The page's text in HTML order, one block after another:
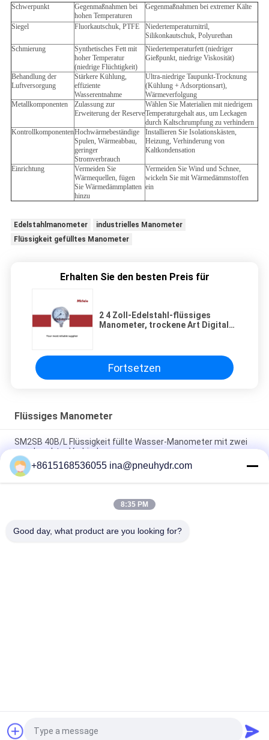
Schwerpunkt
Gegenmaßnahmen bei
hohen Temperaturen
Gegenmaßnahmen bei extremer Kälte
Siegel Fluorkautschuk, PTFE
Niedertemperaturnitril,
Silikonkautschuk, Polyurethan
Schmierung
Synthetisches Fett mit
hoher Temperatur
(niedrige Flüchtigkeit)
Niedertemperaturfett (niedriger
Gießpunkt, niedrige Viskosität)
Behandlung der
Luftversorgung
Stärkere Kühlung,
effiziente
Wasserentnahme
Ultra-niedrige Taupunkt-Trocknung
(Kühlung + Adsorptionsart),
Wärmeverfolgung
Metallkomponenten
Zulassung zur
Erweiterung der Reserve
Wählen Sie Materialien mit niedrigem
Temperaturgehalt aus, um Leckagen
durch Kaltschrumpfung zu verhindern
KontrollkomponentenHochwärmebeständige
Spulen, Wärmeabbau,
geringer
Stromverbrauch
Installieren Sie Isolationskästen,
Heizung, Verhinderung von
Kaltkondensation
Einrichtung
Vermeiden Sie
Wärmequellen, fügen
Sie Wärmedämmplatten
hinzu
Vermeiden Sie Wind und Schnee,
wickeln Sie mit Wärmedämmstoffen
ein
Edelstahlmanometer
industrielles Manometer
Flüssigkeit gefülltes Manometer
Erhalten Sie den besten Preis für
2 4 Zoll-Edelstahl-flüssiges
Manometer, trockene Art Digital-
Fortsetzen
Flüssiges Manometer
SM2SB 40B/L Flüssigkeit füllte Wasser-Manometer mit zwei
geschraubter Verbindung
Einteilige Verbindungs-flüssiges Manometer SM1SP mit
quetschverbundenem Fall
63B / L 2,5 Zoll-Flüssigkeit gefülltes Brennstoff-Manometer-
Fordern Sie ein Angebot
+8615168536055 ina@pneuhydr.com
8:35 PM
Good day, what product are you looking for?